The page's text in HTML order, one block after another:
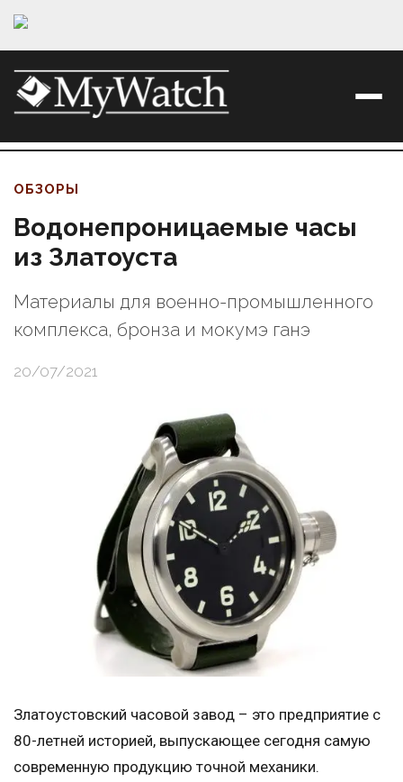
ОБЗОРЫ
Водонепроницаемые часы
из Златоуста
Материалы для военно-промышленного
комплекса, бронза и мокумэ ганэ
20/07/2021
Златоустовский часовой завод – это предприятие с
80-летней историей, выпускающее сегодня самую
современную продукцию точной механики.